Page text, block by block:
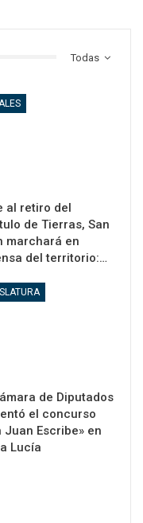
Todas
al retiro del
de Tierras, San
marchará en
del territorio:…
de Diputados
el concurso
Juan Escribe» en
Lucía